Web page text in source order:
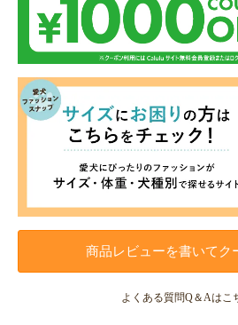
商品レビューを書いてク
よくある質問Q＆Aはこ